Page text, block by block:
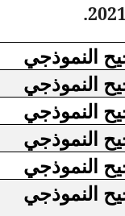
النموذجي
النموذجي
النموذجي
النموذجي
النموذجي
النموذجي